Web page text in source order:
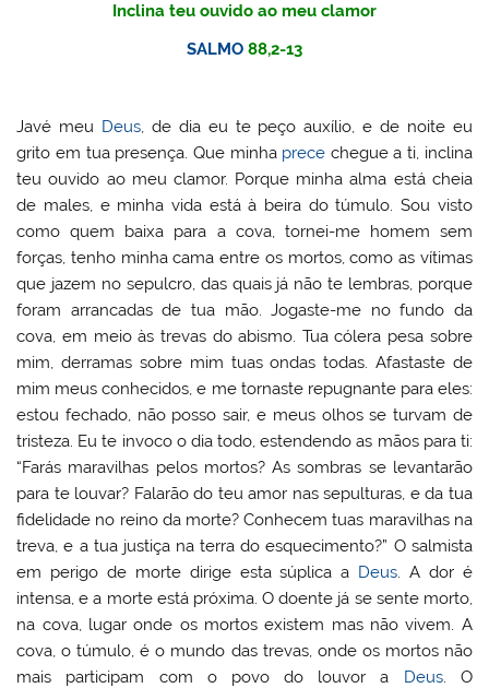
Inclina teu ouvido ao meu clamor
SALMO 88,2-13
Javé meu Deus, de dia eu te peço auxílio, e de noite eu
grito em tua presença. Que minha prece chegue a ti, inclina
teu ouvido ao meu clamor. Porque minha alma está cheia
de males, e minha vida está à beira do túmulo. Sou visto
como quem baixa para a cova, tornei-me homem sem
forças, tenho minha cama entre os mortos, como as vítimas
que jazem no sepulcro, das quais já não te lembras, porque
foram arrancadas de tua mão. Jogaste-me no fundo da
cova, em meio às trevas do abismo. Tua cólera pesa sobre
mim, derramas sobre mim tuas ondas todas. Afastaste de
mim meus conhecidos, e me tornaste repugnante para eles:
estou fechado, não posso sair, e meus olhos se turvam de
tristeza. Eu te invoco o dia todo, estendendo as mãos para ti:
“Farás maravilhas pelos mortos? As sombras se levantarão
para te louvar? Falarão do teu amor nas sepulturas, e da tua
fidelidade no reino da morte? Conhecem tuas maravilhas na
treva, e a tua justiça na terra do esquecimento?” O salmista
em perigo de morte dirige esta súplica a Deus. A dor é
intensa, e a morte está próxima. O doente já se sente morto,
na cova, lugar onde os mortos existem mas não vivem. A
cova, o túmulo, é o mundo das trevas, onde os mortos não
mais participam com o povo do louvor a Deus. O